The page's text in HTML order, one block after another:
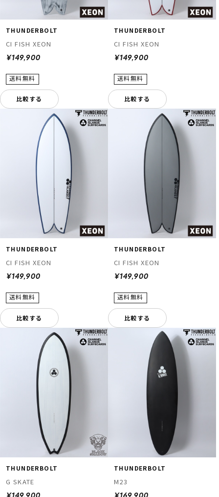
THUNDERBOLT
CI FISH XEON
¥149,900
比較する
THUNDERBOLT
CI FISH XEON
¥149,900
比較する
THUNDERBOLT
CI FISH XEON
¥149,900
比較する
THUNDERBOLT
CI FISH XEON
¥149,900
比較する
THUNDERBOLT
G SKATE
THUNDERBOLT
M23